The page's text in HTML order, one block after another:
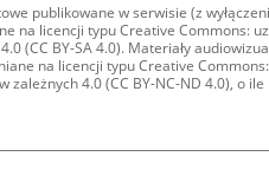
publikowane w serwisie (z
na licencji typu Creative Commons:
(CC BY-SA 4.0). Materiały
na licencji typu Creative
zależnych 4.0 (CC BY-NC-ND 4.0), o